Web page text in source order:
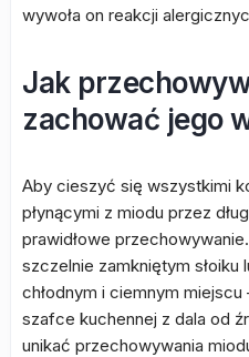
wywoła on reakcji
Jak
zachować jego
Aby cieszyć się wszystkimi
płynącymi z miodu przez
prawidłowe
szczelnie zamkniętym słoiku
chłodnym i ciemnym miejscu
szafce kuchennej z dala od
unikać przechowywania